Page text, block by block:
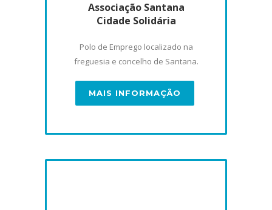
Associação Santana
Cidade Solidária
Polo de Emprego localizado na
freguesia e concelho de Santana.
MAIS INFORMAÇÃO